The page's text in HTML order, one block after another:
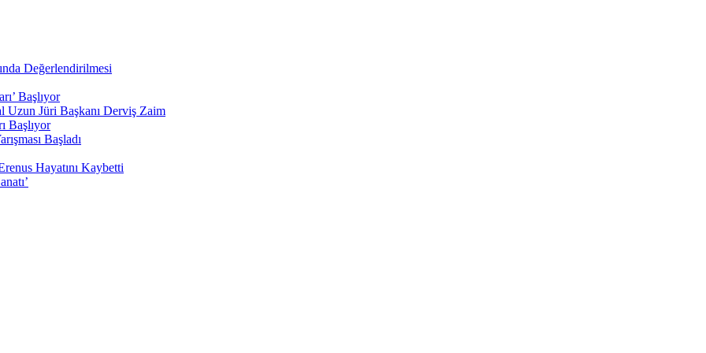
Değerlendirilmesi
Başlıyor
Uzun Jüri Başkanı Derviş Zaim
Başlıyor
Başladı
Hayatını Kaybetti